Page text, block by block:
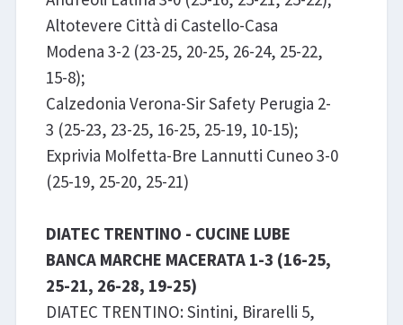
Altotevere Città di Castello-Casa
Modena 3-2 (23-25, 20-25, 26-24, 25-22,
15-8);
Calzedonia Verona-Sir Safety Perugia 2-
3 (25-23, 23-25, 16-25, 25-19, 10-15);
Exprivia Molfetta-Bre Lannutti Cuneo 3-0
(25-19, 25-20, 25-21)
DIATEC TRENTINO - CUCINE LUBE
BANCA MARCHE MACERATA 1-3 (16-25,
25-21, 26-28, 19-25)
DIATEC TRENTINO: Sintini, Birarelli 5,